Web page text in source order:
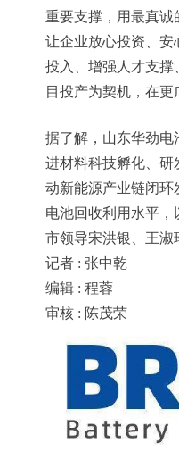
重要支撑，用最真诚
让企业放心投资、安
投入、增强人才支撑
目投产为契机，在
据了解，山东华劲
进材料科技孵化、研
动新能源产业链闭环
电池回收利用水平
市领导宋洪银、王淑
记者 : 张中乾
编辑 : 程蓉
审核 : 陈茂荣